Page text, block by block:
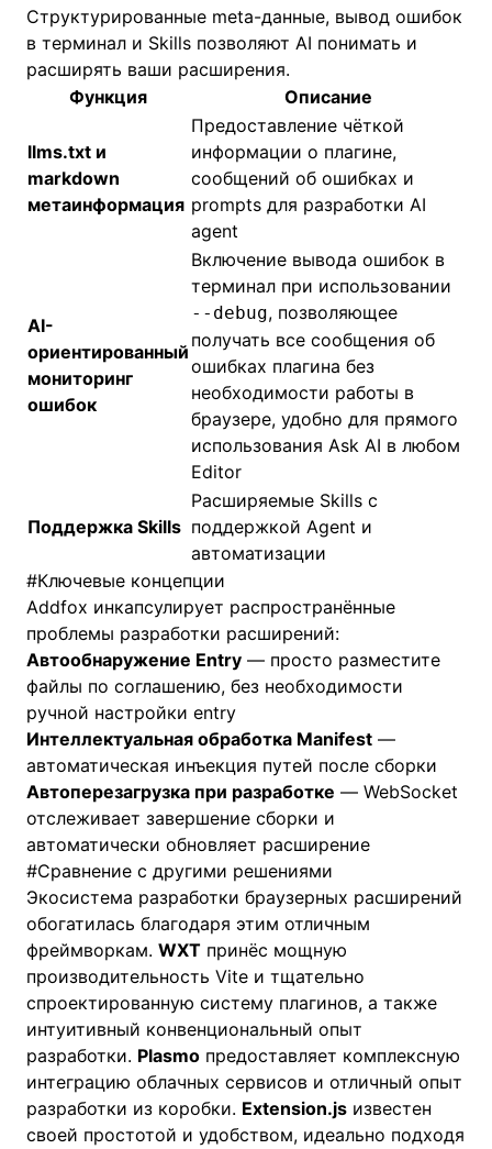
Структурированные meta-данные, вывод ошибок
в терминал и Skills позволяют AI понимать и
расширять ваши расширения.
Функция
Описание
llms.txt и
markdown
метаинформация
Предоставление чёткой
информации о плагине,
сообщений об ошибках и
prompts для разработки AI
agent
AI-
ориентированный
мониторинг
ошибок
Включение вывода ошибок в
терминал при использовании
--debug, позволяющее
получать все сообщения об
ошибках плагина без
необходимости работы в
браузере, удобно для прямого
использования Ask AI в любом
Editor
Поддержка Skills
Расширяемые Skills с
поддержкой Agent и
автоматизации
#Ключевые концепции
Addfox инкапсулирует распространённые
проблемы разработки расширений:
Автообнаружение Entry — просто разместите
файлы по соглашению, без необходимости
ручной настройки entry
Интеллектуальная обработка Manifest —
автоматическая инъекция путей после сборки
Автоперезагрузка при разработке — WebSocket
отслеживает завершение сборки и
автоматически обновляет расширение
#Сравнение с другими решениями
Экосистема разработки браузерных расширений
обогатилась благодаря этим отличным
фреймворкам. WXT принёс мощную
производительность Vite и тщательно
спроектированную систему плагинов, а также
интуитивный конвенциональный опыт
разработки. Plasmo предоставляет комплексную
интеграцию облачных сервисов и отличный опыт
разработки из коробки. Extension.js известен
своей простотой и удобством, идеально подходя